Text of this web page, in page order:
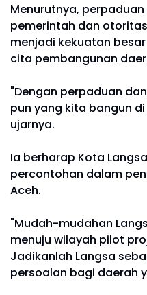
Menurutnya,
pemerintah dan
menjadi kekuatan
cita pembangunan
"Dengan perpaduan
pun yang kita bangun
ujarnya.
Ia berharap Kota
percontohan dalam
Aceh.
"Mudah-mudahan
menuju wilayah pilot
Jadikanlah Langsa
persoalan bagi daerah